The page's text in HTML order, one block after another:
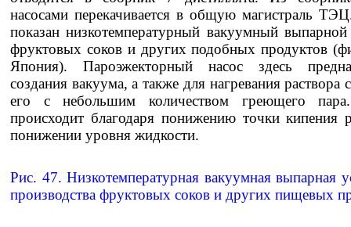
насосами перекачивается в общую магистраль
показан низкотемпературный вакуумный выпарной
фруктовых соков и других подобных продуктов
Япония). Пароэжекторный насос здесь
создания вакуума, а также для нагревания раствора
его с небольшим количеством греющего
происходит благодаря понижению точки кипения
понижении уровня жидкости.
Рис. 47. Низкотемпературная вакуумная выпарная
производства фруктовых соков и других пищевых